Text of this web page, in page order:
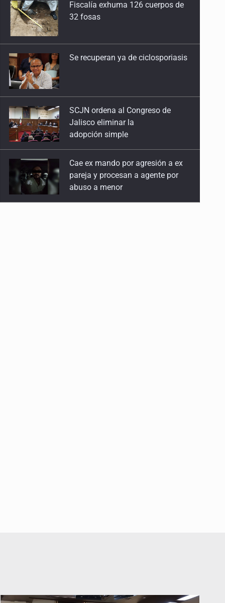
2 de Mayo de 2026
Mujeres que crecen como árboles
25 de Abril de 2026
Reimaginar la seducción
Sobre el cuerpo que anhela
28 de Marzo de 2026
La muerte en femenino
21 de Marzo de 2026
Se recuperan ya de ciclosporiasis
SCJN ordena al Congreso de
Cae ex mando por agresión a ex
pareja y procesan a agente por
abuso a menor
Jalisco mantiene la búsqueda de
21 adolescentes desaparecidos
durante julio